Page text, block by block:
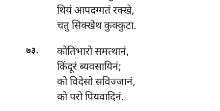
थियं आपदग्गतं रक्खे,
चतु सिक्खेथ कुक्कुटा.
७३. कोतिभारोसमत्थानं,
किंदूरं ब्यवसायिनं;
को विदेसो सविज्जानं,
को परो पियवादिनं.